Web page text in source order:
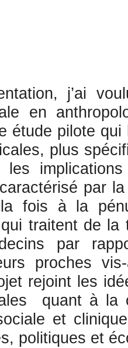
j’ai
en
étude pilote
plus
les
par
fois à la
traitent de
par
proches
rejoint les
quant à la
et
politiques et